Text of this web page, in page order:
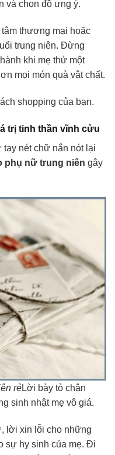
và chọn đồ ưng ý.
thương mại hoặc
trung niên. Đừng
khi mẹ thử một
mọi món quà vật chất.
shopping của bạn.
trị tinh thần vĩnh cửu
tay nét chữ nắn nót lại
phụ nữ trung niên gây
rẻLời bày tỏ chân
sinh nhật mẹ vô giá.
lời xin lỗi cho những
sự hy sinh của mẹ. Đi